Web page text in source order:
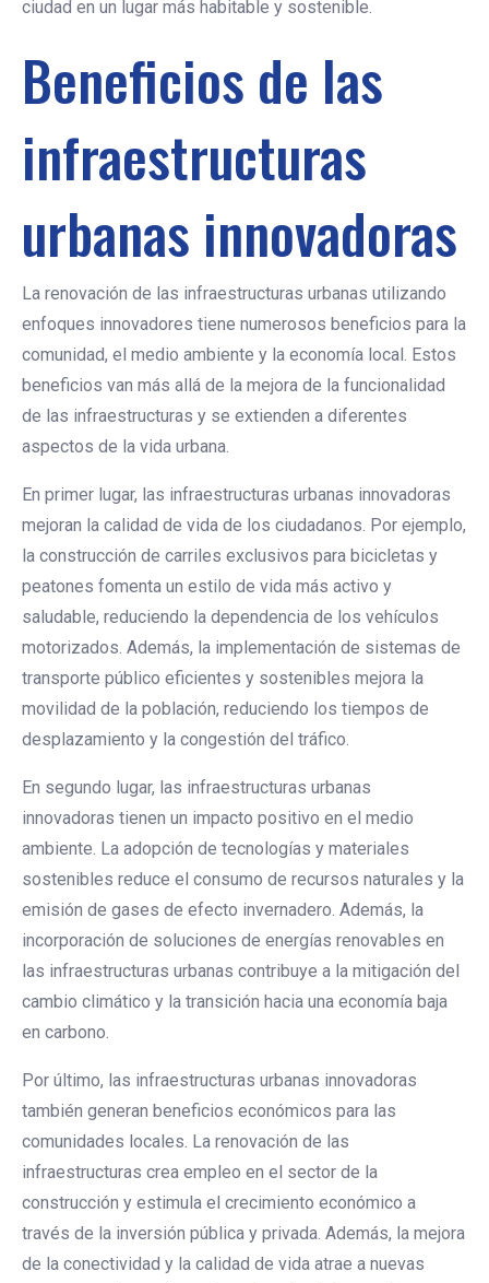
ciudad en un lugar más habitable y sostenible.
Beneficios de las
infraestructuras
urbanas innovadoras
La renovación de las infraestructuras urbanas utilizando
enfoques innovadores tiene numerosos beneficios para la
comunidad, el medio ambiente y la economía local. Estos
beneficios van más allá de la mejora de la funcionalidad
de las infraestructuras y se extienden a diferentes
aspectos de la vida urbana.
En primer lugar, las infraestructuras urbanas innovadoras
mejoran la calidad de vida de los ciudadanos. Por ejemplo,
la construcción de carriles exclusivos para bicicletas y
peatones fomenta un estilo de vida más activo y
saludable, reduciendo la dependencia de los vehículos
motorizados. Además, la implementación de sistemas de
transporte público eficientes y sostenibles mejora la
movilidad de la población, reduciendo los tiempos de
desplazamiento y la congestión del tráfico.
En segundo lugar, las infraestructuras urbanas
innovadoras tienen un impacto positivo en el medio
ambiente. La adopción de tecnologías y materiales
sostenibles reduce el consumo de recursos naturales y la
emisión de gases de efecto invernadero. Además, la
incorporación de soluciones de energías renovables en
las infraestructuras urbanas contribuye a la mitigación del
cambio climático y la transición hacia una economía baja
en carbono.
Por último, las infraestructuras urbanas innovadoras
también generan beneficios económicos para las
comunidades locales. La renovación de las
infraestructuras crea empleo en el sector de la
construcción y estimula el crecimiento económico a
través de la inversión pública y privada. Además, la mejora
de la conectividad y la calidad de vida atrae a nuevas